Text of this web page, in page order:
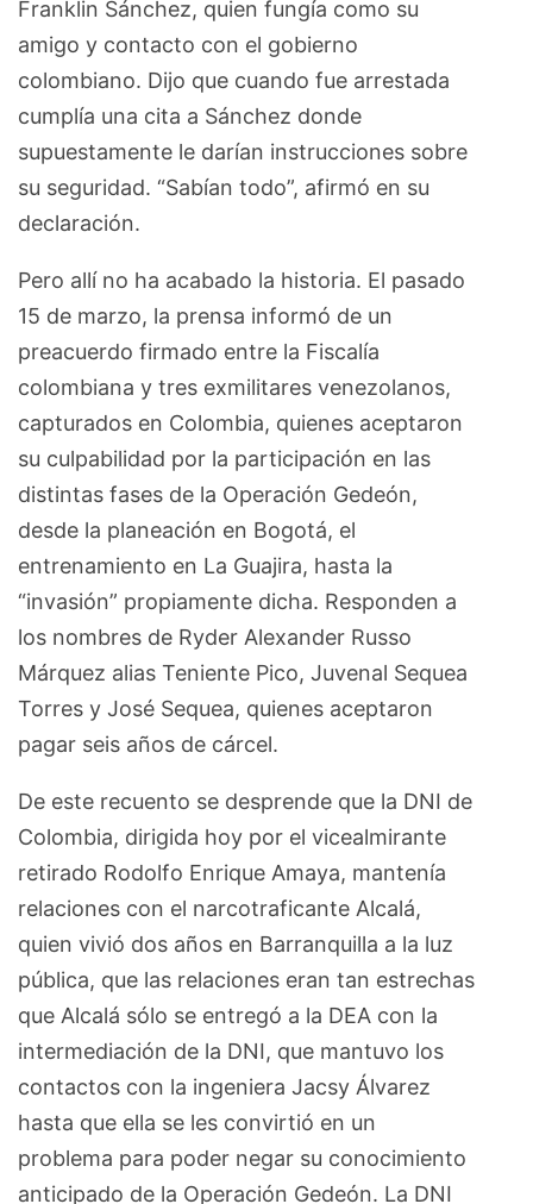
Franklin Sánchez, quien fungía como su
amigo y contacto con el gobierno
colombiano. Dijo que cuando fue arrestada
cumplía una cita a Sánchez donde
supuestamente le darían instrucciones sobre
su seguridad. “Sabían todo”, afirmó en su
declaración.
Pero allí no ha acabado la historia. El pasado
15 de marzo, la prensa informó de un
preacuerdo firmado entre la Fiscalía
colombiana y tres exmilitares venezolanos,
capturados en Colombia, quienes aceptaron
su culpabilidad por la participación en las
distintas fases de la Operación Gedeón,
desde la planeación en Bogotá, el
entrenamiento en La Guajira, hasta la
“invasión” propiamente dicha. Responden a
los nombres de Ryder Alexander Russo
Márquez alias Teniente Pico, Juvenal Sequea
Torres y José Sequea, quienes aceptaron
pagar seis años de cárcel.
De este recuento se desprende que la DNI de
Colombia, dirigida hoy por el vicealmirante
retirado Rodolfo Enrique Amaya, mantenía
relaciones con el narcotraficante Alcalá,
quien vivió dos años en Barranquilla a la luz
pública, que las relaciones eran tan estrechas
que Alcalá sólo se entregó a la DEA con la
intermediación de la DNI, que mantuvo los
contactos con la ingeniera Jacsy Álvarez
hasta que ella se les convirtió en un
problema para poder negar su conocimiento
anticipado de la Operación Gedeón. La DNI